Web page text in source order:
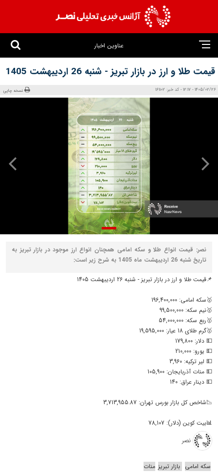
عناوین اخبار
قیمت طلا و ارز در بازار تبریز - شنبه 26 اردیبهشت 1405
1405/02/26 - 12:17 - کد خبر: 161102 نسخه چاپی
نصر: قیمت انواع طلا و سکه امامی همچنان انواع ارز موجود در بازار تبریز به
تاریخ شنبه 26 اردیبهشت ماه 1405 به شرح زیر است:
📌قیمت طلا و ارز در بازار تبریز - شنبه 26 اردیبهشت 1405
🥇سکه امامی: 196,400,000
🥇نیم سکه: 99,500,000
🥇ربع سکه: 54,000,000
🥇گرم طلای 18 عیار: 19,595,000
💵 دلار: 179,800
💵 یورو: 210,000
💵 لیر ترکیه: 3,960
💵 منات آذربایجان: 105,900
💵 دینار عراق: 140
📉شاخص کل بازار بورس تهران: 3,713,955.87
📊بیت کوین (دلار): 78,107
نصر
سکه امامی بازار تبریز منات